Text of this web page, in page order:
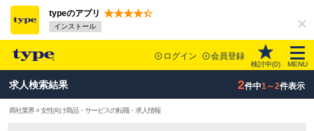
typeのアプリ
インストール
ログイン 会員登録
検討中(0) MENU
求人検索結果 2件中1～2件表示
商社業界 × 女性向け商品・サービスの転職・求人情報